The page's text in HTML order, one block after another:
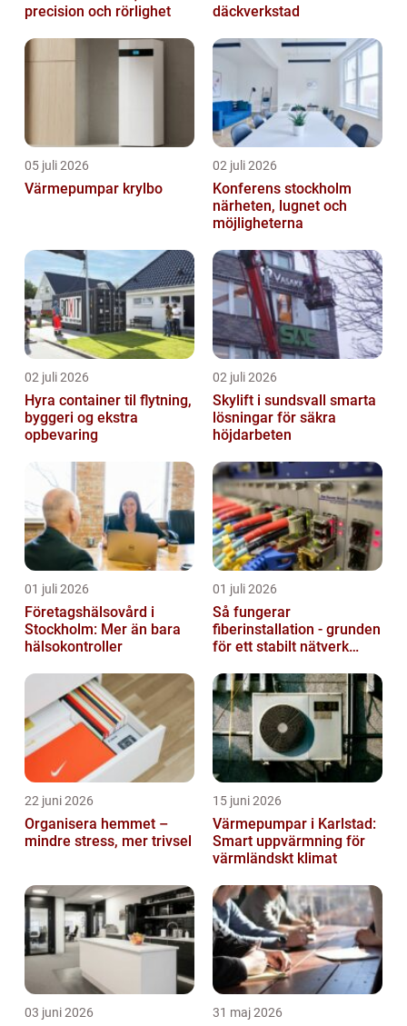
precision och rörlighet
däckverkstad
05 juli 2026
Värmepumpar krylbo
02 juli 2026
Konferens stockholm
närheten, lugnet och
möjligheterna
02 juli 2026
Hyra container til flytning,
byggeri og ekstra
opbevaring
02 juli 2026
Skylift i sundsvall smarta
lösningar för säkra
höjdarbeten
01 juli 2026
Företagshälsovård i
Stockholm: Mer än bara
hälsokontroller
01 juli 2026
Så fungerar
fiberinstallation - grunden
för ett stabilt nätverk
22 juni 2026
Organisera hemmet –
mindre stress, mer trivsel
15 juni 2026
Värmepumpar i Karlstad:
Smart uppvärmning för
värmländskt klimat
03 juni 2026 31 maj 2026